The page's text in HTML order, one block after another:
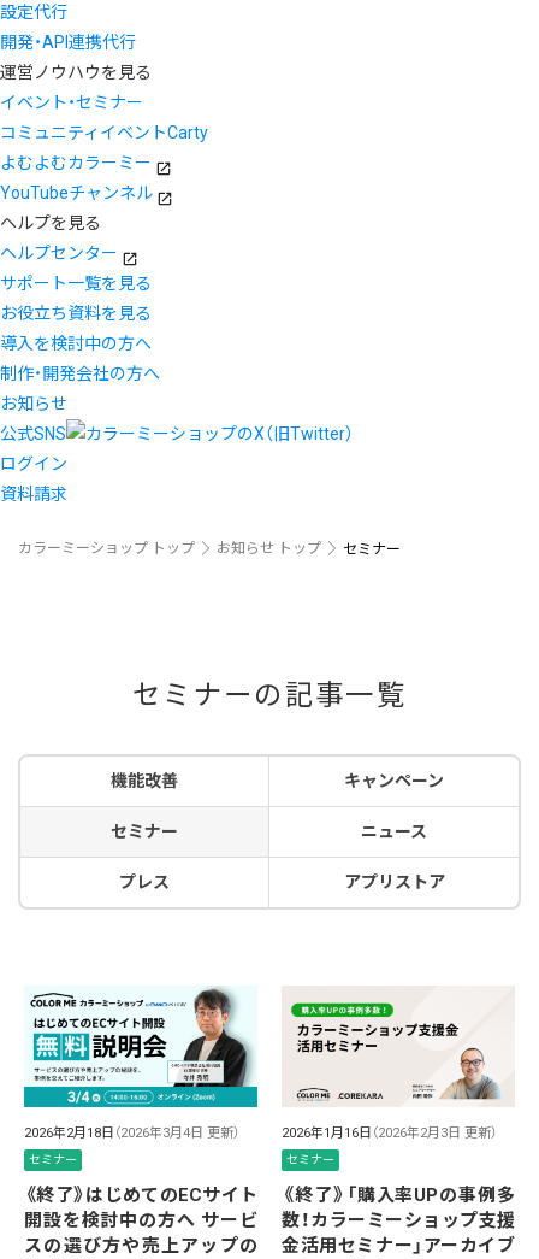
設定代行
開発・API連携代行
運営ノウハウを見る
イベント・セミナー
コミュニティイベントCarty
よむよむカラーミー
YouTubeチャンネル
ヘルプを見る
ヘルプセンター
サポート一覧を見る
お役立ち資料を見る
導入を検討中の方へ
制作・開発会社の方へ
お知らせ
公式SNS
ログイン
資料請求
カラーミーショップ トップ お知らせ トップ セミナー
セミナーの記事一覧
機能改善 キャンペーン
セミナー ニュース
プレス アプリストア
2026年2月18日 （2026年3月4日 更新）
セミナー
《終了》はじめてのECサイト
開設を検討中の方へ サービ
スの選び方や売上アップの
2026年1月16日 （2026年2月3日 更新）
セミナー
《終了》「購入率UPの事例多
数！カラーミーショップ支援
金活用セミナー」アーカイブ